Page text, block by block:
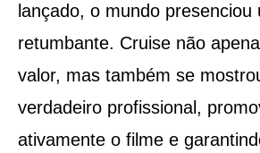
lançado, o mundo presenciou
retumbante. Cruise não
valor, mas também se
verdadeiro profissional,
ativamente o filme e